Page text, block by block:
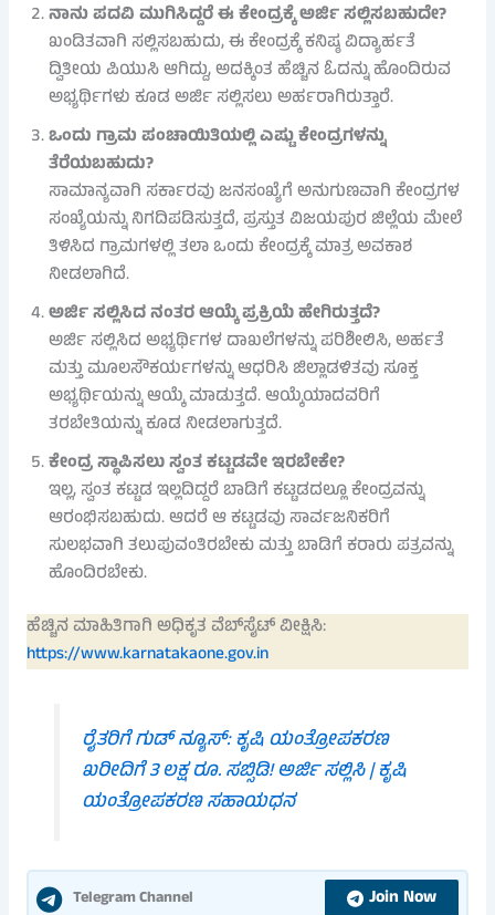
ನಾನು ಪದವಿ ಮುಗಿಸಿದ್ದರೆ ಈ ಕೇಂದ್ರಕ್ಕೆ ಅರ್ಜಿ ಸಲ್ಲಿಸಬಹುದೇ?
ಖಂಡಿತವಾಗಿ ಸಲ್ಲಿಸಬಹುದು, ಈ ಕೇಂದ್ರಕ್ಕೆ ಕನಿಷ್ಠ ವಿದ್ಯಾರ್ಹತೆ
ದ್ವಿತೀಯ ಪಿಯುಸಿ ಆಗಿದ್ದು, ಅದಕ್ಕಿಂತ ಹೆಚ್ಚಿನ ಓದನ್ನು ಹೊಂದಿರುವ
ಅಭ್ಯರ್ಥಿಗಳು ಕೂಡ ಅರ್ಜಿ ಸಲ್ಲಿಸಲು ಅರ್ಹರಾಗಿರುತ್ತಾರೆ.
ಒಂದು ಗ್ರಾಮ ಪಂಚಾಯಿತಿಯಲ್ಲಿ ಎಷ್ಟು ಕೇಂದ್ರಗಳನ್ನು
ತೆರೆಯಬಹುದು?
ಸಾಮಾನ್ಯವಾಗಿ ಸರ್ಕಾರವು ಜನಸಂಖ್ಯೆಗೆ ಅನುಗುಣವಾಗಿ ಕೇಂದ್ರಗಳ
ಸಂಖ್ಯೆಯನ್ನು ನಿಗದಿಪಡಿಸುತ್ತದೆ, ಪ್ರಸ್ತುತ ವಿಜಯಪುರ ಜಿಲ್ಲೆಯ ಮೇಲೆ
ತಿಳಿಸಿದ ಗ್ರಾಮಗಳಲ್ಲಿ ತಲಾ ಒಂದು ಕೇಂದ್ರಕ್ಕೆ ಮಾತ್ರ ಅವಕಾಶ
ನೀಡಲಾಗಿದೆ.
ಅರ್ಜಿ ಸಲ್ಲಿಸಿದ ನಂತರ ಆಯ್ಕೆ ಪ್ರಕ್ರಿಯೆ ಹೇಗಿರುತ್ತದೆ?
ಅರ್ಜಿ ಸಲ್ಲಿಸಿದ ಅಭ್ಯರ್ಥಿಗಳ ದಾಖಲೆಗಳನ್ನು ಪರಿಶೀಲಿಸಿ, ಅರ್ಹತೆ
ಮತ್ತು ಮೂಲಸೌಕರ್ಯಗಳನ್ನು ಆಧರಿಸಿ ಜಿಲ್ಲಾಡಳಿತವು ಸೂಕ್ತ
ಅಭ್ಯರ್ಥಿಯನ್ನು ಆಯ್ಕೆ ಮಾಡುತ್ತದೆ. ಆಯ್ಕೆಯಾದವರಿಗೆ
ತರಬೇತಿಯನ್ನು ಕೂಡ ನೀಡಲಾಗುತ್ತದೆ.
ಕೇಂದ್ರ ಸ್ಥಾಪಿಸಲು ಸ್ವಂತ ಕಟ್ಟಡವೇ ಇರಬೇಕೇ?
ಇಲ್ಲ, ಸ್ವಂತ ಕಟ್ಟಡ ಇಲ್ಲದಿದ್ದರೆ ಬಾಡಿಗೆ ಕಟ್ಟಡದಲ್ಲೂ ಕೇಂದ್ರವನ್ನು
ಆರಂಭಿಸಬಹುದು. ಆದರೆ ಆ ಕಟ್ಟಡವು ಸಾರ್ವಜನಿಕರಿಗೆ
ಸುಲಭವಾಗಿ ತಲುಪುವಂತಿರಬೇಕು ಮತ್ತು ಬಾಡಿಗೆ ಕರಾರು ಪತ್ರವನ್ನು
ಹೊಂದಿರಬೇಕು.
ಹೆಚ್ಚಿನ ಮಾಹಿತಿಗಾಗಿ ಅಧಿಕೃತ ವೆಬ್‌ಸೈಟ್ ವೀಕ್ಷಿಸಿ:
https://www.karnatakaone.gov.in
ರೈತರಿಗೆ ಗುಡ್ ನ್ಯೂಸ್: ಕೃಷಿ ಯಂತ್ರೋಪಕರಣ
ಖರೀದಿಗೆ 3 ಲಕ್ಷ ರೂ. ಸಬ್ಸಿಡಿ! ಅರ್ಜಿ ಸಲ್ಲಿಸಿ | ಕೃಷಿ
ಯಂತ್ರೋಪಕರಣ ಸಹಾಯಧನ
Telegram Channel Join Now